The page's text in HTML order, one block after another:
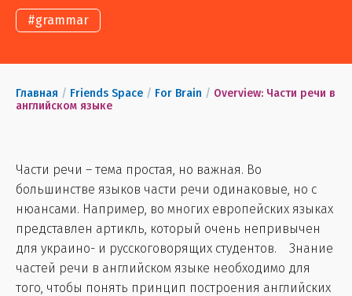
#grammar
Главная / Friends Space / For Brain / Overview: Части речи в
английском языке
Части речи – тема простая, но важная. Во
большинстве языков части речи одинаковые, но с
нюансами. Например, во многих европейских языках
представлен артикль, который очень непривычен
для украино- и русскоговорящих студентов. Знание
частей речи в английском языке необходимо для
того, чтобы понять принцип построения английских